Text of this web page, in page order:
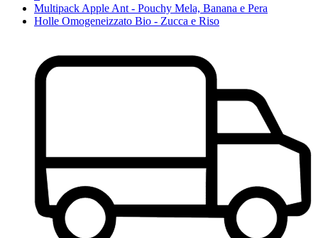
Multipack Apple Ant - Pouchy Mela, Banana e Pera
Holle Omogeneizzato Bio - Zucca e Riso